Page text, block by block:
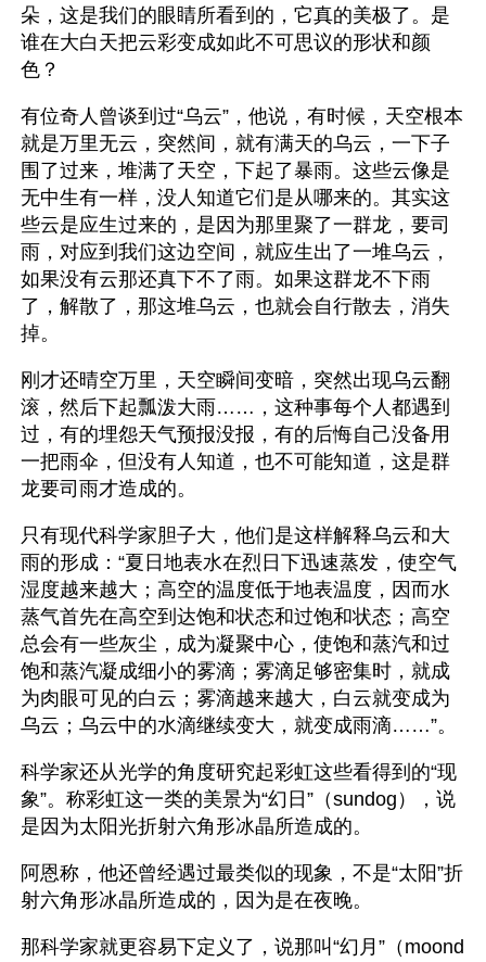
朵，这是我们的眼睛所看到的，它真的美极了。是
谁在大白天把云彩变成如此不可思议的形状和颜
色？
有位奇人曾谈到过“乌云”，他说，有时候，天空根本
就是万里无云，突然间，就有满天的乌云，一下子
围了过来，堆满了天空，下起了暴雨。这些云像是
无中生有一样，没人知道它们是从哪来的。其实这
些云是应生过来的，是因为那里聚了一群龙，要司
雨，对应到我们这边空间，就应生出了一堆乌云，
如果没有云那还真下不了雨。如果这群龙不下雨
了，解散了，那这堆乌云，也就会自行散去，消失
掉。
刚才还晴空万里，天空瞬间变暗，突然出现乌云翻
滚，然后下起瓢泼大雨……，这种事每个人都遇到
过，有的埋怨天气预报没报，有的后悔自己没备用
一把雨伞，但没有人知道，也不可能知道，这是群
龙要司雨才造成的。
只有现代科学家胆子大，他们是这样解释乌云和大
雨的形成：“夏日地表水在烈日下迅速蒸发，使空气
湿度越来越大；高空的温度低于地表温度，因而水
蒸气首先在高空到达饱和状态和过饱和状态；高空
总会有一些灰尘，成为凝聚中心，使饱和蒸汽和过
饱和蒸汽凝成细小的雾滴；雾滴足够密集时，就成
为肉眼可见的白云；雾滴越来越大，白云就变成为
乌云；乌云中的水滴继续变大，就变成雨滴……”。
科学家还从光学的角度研究起彩虹这些看得到的“现
象”。称彩虹这一类的美景为“幻日”（sundog），说
是因为太阳光折射六角形冰晶所造成的。
阿恩称，他还曾经遇过最类似的现象，不是“太阳”折
射六角形冰晶所造成的，因为是在夜晚。
那科学家就更容易下定义了，说那叫“幻月”（moond